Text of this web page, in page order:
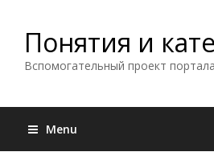
Понятия и
Вспомогательный проект
Menu